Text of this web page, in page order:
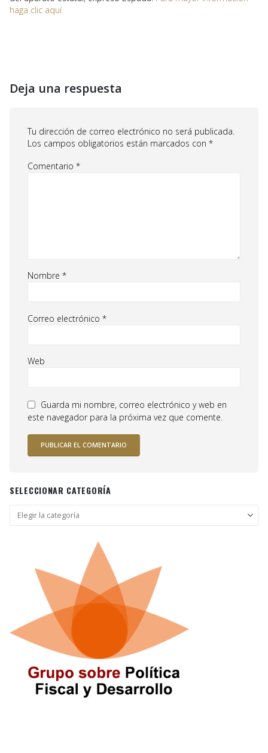
haga clic aquí
Deja una respuesta
Tu dirección de correo electrónico no será publicada.
Los campos obligatorios están marcados con *
Comentario *
Nombre *
Correo electrónico *
Web
Guarda mi nombre, correo electrónico y web en
este navegador para la próxima vez que comente.
SELECCIONAR CATEGORÍA
Seleccionar
categoría